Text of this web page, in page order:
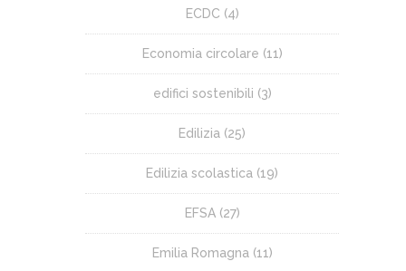
ECDC (4)
Economia circolare (11)
edifici sostenibili (3)
Edilizia (25)
Edilizia scolastica (19)
EFSA(27)
Emilia Romagna (11)